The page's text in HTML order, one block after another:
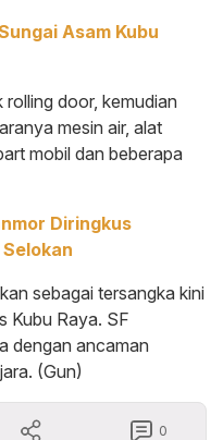
Asam Kubu
door, kemudian
mesin air, alat
mobil dan beberapa
Diringkus
sebagai tersangka kini
Kubu Raya. SF
dengan ancaman
(Gun)
0